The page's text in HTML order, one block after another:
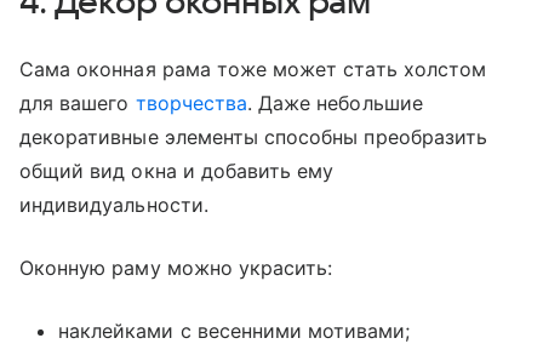
Сама оконная рама тоже может стать холстом
для вашего творчества. Даже небольшие
декоративные элементы способны преобразить
общий вид окна и добавить ему
индивидуальности.
Оконную раму можно украсить:
наклейками с весенними мотивами;